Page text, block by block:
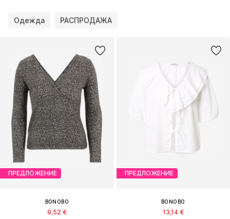
Одежда РАСПРОДАЖА
ПРЕДЛОЖЕНИЕ
BONOBO
9,52 €
ПРЕДЛОЖЕНИЕ
BONOBO
13,14 €